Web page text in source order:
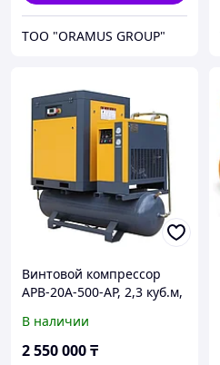
ТОО "ORAMUS GROUP"
Винтовой компрессор
APB-20A-500-AP, 2,3 куб.м,
В наличии
2 550 000₸